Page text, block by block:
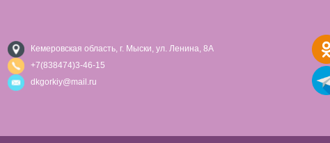
Кемеровская область, г. Мыски, ул. Ленина, 8А
+7(838474)3-46-15
dkgorkiy@mail.ru